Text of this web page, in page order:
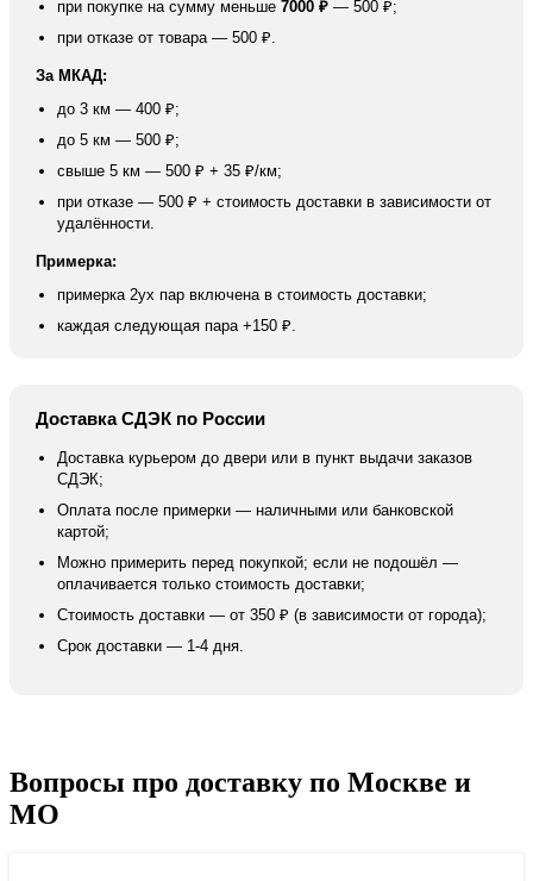
при покупке на сумму меньше 7000 ₽ — 500 ₽;
при отказе от товара — 500 ₽.
За МКАД:
до 3 км — 400 ₽;
до 5 км — 500 ₽;
свыше 5 км — 500 ₽ + 35 ₽/км;
при отказе — 500 ₽ + стоимость доставки в зависимости от
удалённости.
Примерка:
примерка 2ух пар включена в стоимость доставки;
каждая следующая пара +150 ₽.
Доставка СДЭК по России
Доставка курьером до двери или в пункт выдачи заказов
СДЭК;
Оплата после примерки — наличными или банковской
картой;
Можно примерить перед покупкой; если не подошёл —
оплачивается только стоимость доставки;
Стоимость доставки — от 350 ₽ (в зависимости от города);
Срок доставки — 1-4 дня.
Вопросы про доставку по Москве и
МО